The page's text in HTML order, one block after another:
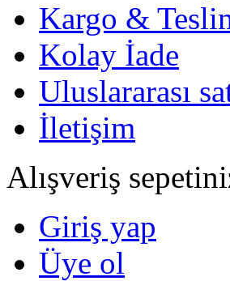
Kargo &
Kolay İade
Uluslararası
İletişim
Alışveriş
Giriş yap
Üye ol